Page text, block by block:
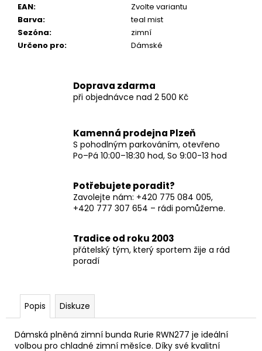
EAN:
Zvolte variantu
Barva:
teal mist
Sezóna:
zimní
Určeno pro: Dámské
Doprava zdarma
při objednávce nad 2 500 Kč
Kamenná prodejna Plzeň
S pohodlným parkováním, otevřeno
Po–Pá 10:00–18:30 hod, So 9:00-13 hod
Potřebujete poradit?
Zavolejte nám: +420 775 084 005,
+420 777 307 654 – rádi pomůžeme.
Tradice od roku 2003
přátelský tým, který sportem žije a rád
poradí
Popis Diskuze
Dámská plněná zimní bunda Rurie RWN277 je ideální
volbou pro chladné zimní měsíce. Díky své kvalitní